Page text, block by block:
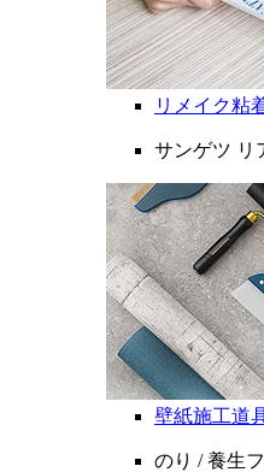
リメイク粘
サンゲツ リ
壁紙施工道
のり / 養生